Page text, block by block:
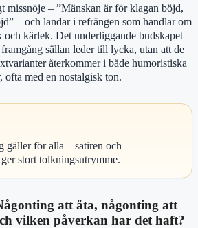
missnöje – ”Mänskan är för klagan böjd,
– och landar i refrängen som handlar om
kärlek. Det underliggande budskapet
sällan leder till lycka, utan att de
återkommer i både humoristiska
med en nostalgisk ton.
gäller för alla – satiren och
stort tolkningsutrymme.
att äta, någonting att
vilken påverkan har det haft?